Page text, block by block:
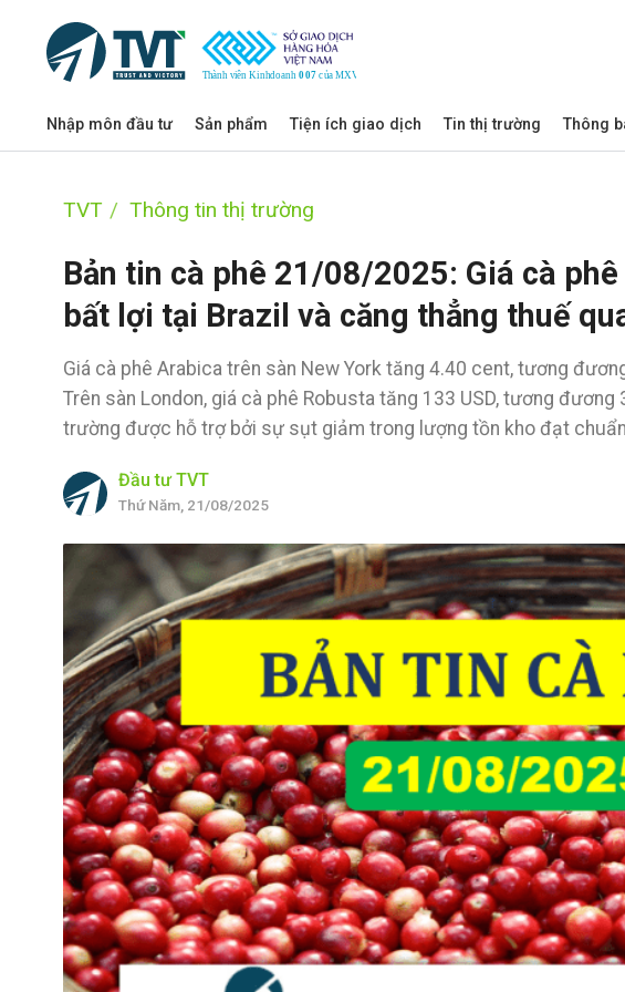
Nhập môn đầu tư Sản phẩm Tiện ích giao dịch Tin thị trường Thông
TVT Thông tin thị trường
Bản tin cà phê 21/08/2025: Giá cà
bất lợi tại Brazil và căng thẳng thuế
Giá cà phê Arabica trên sàn New York tăng 4.40 cent, tương
Trên sàn London, giá cà phê Robusta tăng 133 USD, tương đương
trường được hỗ trợ bởi sự sụt giảm trong lượng tồn kho đạt
Đầu tư TVT
Thứ Năm, 21/08/2025